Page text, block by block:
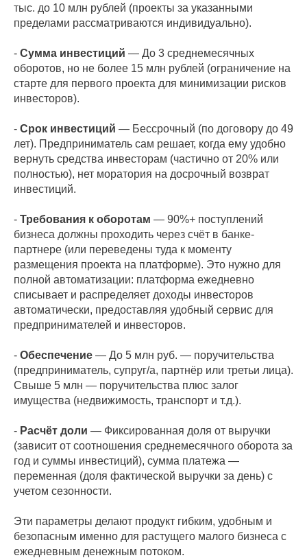
тыс. до 10 млн рублей (проекты за указанными
пределами рассматриваются индивидуально).
- Сумма инвестиций — До 3 среднемесячных
оборотов, но не более 15 млн рублей (ограничение на
старте для первого проекта для минимизации рисков
инвесторов).
- Срок инвестиций — Бессрочный (по договору до 49
лет). Предприниматель сам решает, когда ему удобно
вернуть средства инвесторам (частично от 20% или
полностью), нет моратория на досрочный возврат
инвестиций.
- Требования к оборотам — 90%+ поступлений
бизнеса должны проходить через счёт в банке-
партнере (или переведены туда к моменту
размещения проекта на платформе). Это нужно для
полной автоматизации: платформа ежедневно
списывает и распределяет доходы инвесторов
автоматически, предоставляя удобный сервис для
предпринимателей и инвесторов.
- Обеспечение — До 5 млн руб. — поручительства
(предприниматель, супруг/а, партнёр или третьи лица).
Свыше 5 млн — поручительства плюс залог
имущества (недвижимость, транспорт и т.д.).
- Расчёт доли — Фиксированная доля от выручки
(зависит от соотношения среднемесячного оборота за
год и суммы инвестиций), сумма платежа —
переменная (доля фактической выручки за день) с
учетом сезонности.
Эти параметры делают продукт гибким, удобным и
безопасным именно для растущего малого бизнеса с
ежедневным денежным потоком.